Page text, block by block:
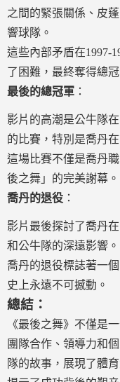
之間的緊張關係、皮
響球隊。
這些內部矛盾在1997-
了困難，最終奪得總冠
最後的總冠軍 ：
影片的高潮是公牛隊
的比賽，特別是喬丹
這場比賽不僅是喬丹
後之舞」的完美謝幕。
喬丹的退役 ：
影片最後探討了喬丹
和公牛隊的深遠影響。
喬丹的退役標誌著一
史上永遠不可撼動。
總結：
《最後之舞》不僅是
團隊合作、領導力和
隊的故事，展現了體